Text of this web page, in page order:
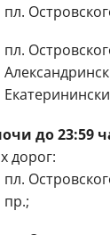
пл.
пл.
до 23:59
дорог:
пл.
пр.;